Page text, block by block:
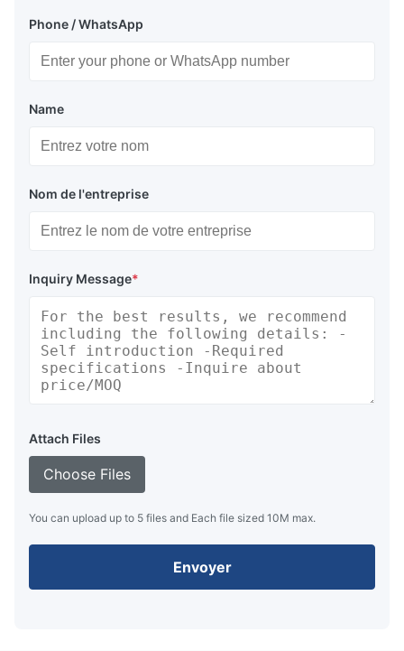
Phone / WhatsApp
Name
Nom de l'entreprise
Inquiry Message*
Attach Files
Choose Files
You can upload up to 5 files and Each file sized 10M max.
Envoyer